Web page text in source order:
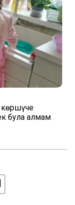
көрәшүче
була алмам